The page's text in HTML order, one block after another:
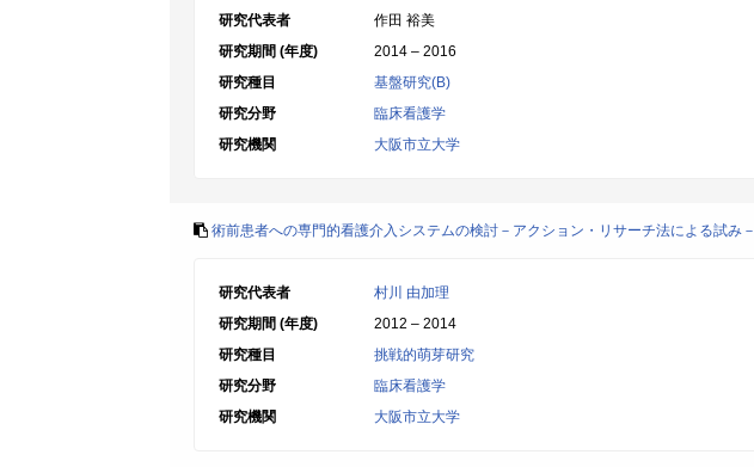
研究代表者
作田 裕美
研究期間 (年度)
2014 – 2016
研究種目
基盤研究(B)
研究分野
臨床看護学
研究機関
大阪市立大学
術前患者への専門的看護介入システムの検討－アクション・リサーチ法による試み－
研究代表者
村川 由加理
研究期間 (年度)
2012 – 2014
研究種目
挑戦的萌芽研究
研究分野
臨床看護学
研究機関
大阪市立大学